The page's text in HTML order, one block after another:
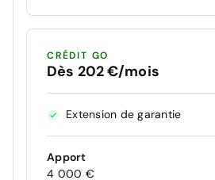
CRÉDIT GO
Dès 202 €/mois
Extension de garantie
Apport
4 000 €